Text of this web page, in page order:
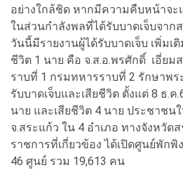
อย่างใกล้ชิด หากมีความคืบหน้าจะ
ในส่วนกำลังพลที่ได้รับบาดเจ็บจา
วันนี้มีรายงานผู้ได้รับบาดเจ็บ เพิ่มเ
ชีวิต 1 นาย คือ จ.ส.อ.พรศักดิ์ เอี่ยม
ราบที่ 1 กรมทหารราบที่ 2 รักษาพ
รับบาดเจ็บและเสียชีวิต ตั้งแต่ 8 ธ.ค
นาย และเสียชีวิต 4 นาย ประชาช
จ.สระแก้ว ใน 4 อำเภอ ทางจังหวัด
ราชการที่เกี่ยวข้อง ได้เปิดศูนย์พัก
46 ศูนย์ รวม 19,613 คน